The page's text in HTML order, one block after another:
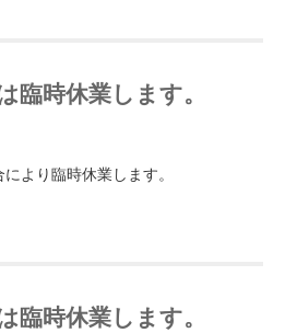
臨時休業します。
より臨時休業します。
臨時休業します。